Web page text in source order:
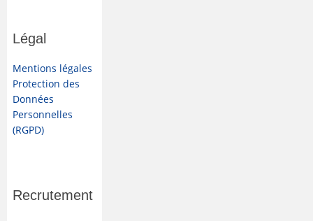
Légal
Mentions légales
Protection des
Données
Personnelles
(RGPD)
Recrutement